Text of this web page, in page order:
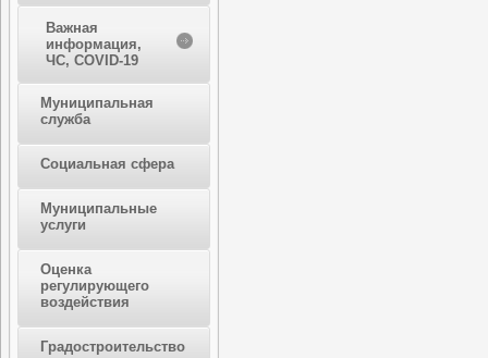
Важная
информация,
ЧС, COVID-19
Муниципальная
служба
Социальная сфера
Муниципальные
услуги
Оценка
регулирующего
воздействия
Градостроительство